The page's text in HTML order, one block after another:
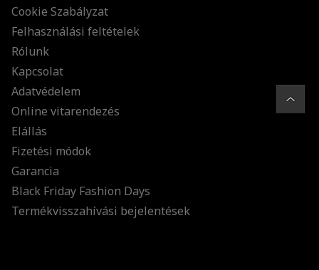
Cookie Szabályzat
Felhasználási feltételek
Rólunk
Kapcsolat
Adatvédelem
Online vitarendezés
Elállás
Fizetési módok
Garancia
Black Friday Fashion Days
Termékvisszahívási bejelentések